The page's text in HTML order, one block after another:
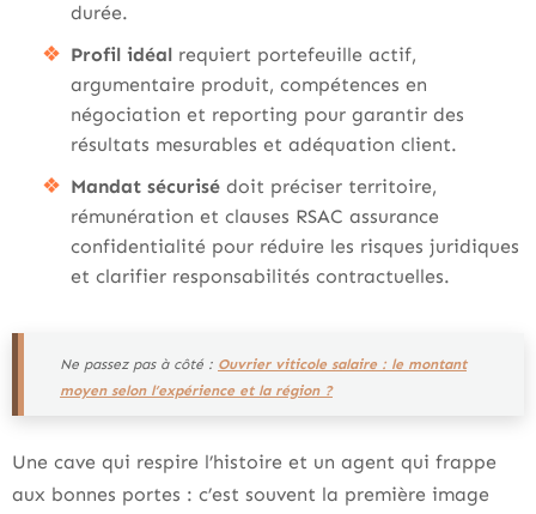
durée.
Profil idéal requiert portefeuille actif,
argumentaire produit, compétences en
négociation et reporting pour garantir des
résultats mesurables et adéquation client.
Mandat sécurisé doit préciser territoire,
rémunération et clauses RSAC assurance
confidentialité pour réduire les risques juridiques
et clarifier responsabilités contractuelles.
Ne passez pas à côté : Ouvrier viticole salaire : le montant
moyen selon l’expérience et la région ?
Une cave qui respire l’histoire et un agent qui frappe
aux bonnes portes : c’est souvent la première image